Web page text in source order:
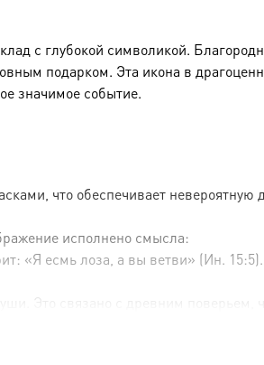
с глубокой символикой.
подарком. Эта икона в
значимое событие.
что обеспечивает невероятную
исполнено смысла:
«Я есмь лоза, а вы ветви» (Ин.
Это связано с древним поверьем,
от Божественной благодати и
и тени, подчеркивая объем и